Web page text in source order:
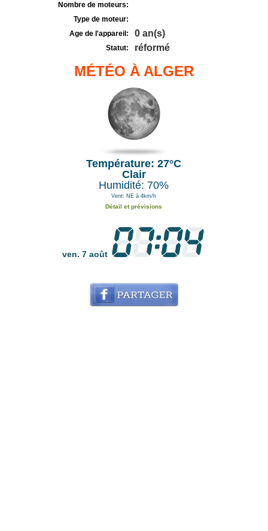
Nombre de moteurs:
Type de moteur:
Age de l'appareil:
0 an(s)
Statut: réformé
MÉTÉO À ALGER
Température: 27°C
Clair
Humidité: 70%
Vent: NE à 4km/h
Détail et prévisions
ven. 7 août